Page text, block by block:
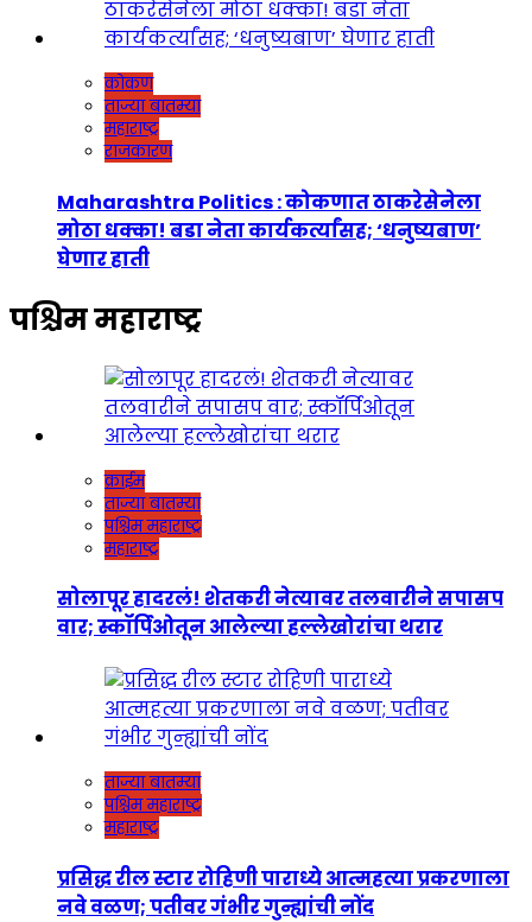
कोकण
ताज्या बातम्या
महाराष्ट्र
राजकारण
Maharashtra Politics : कोकणात ठाकरेसेनेला
मोठा धक्का! बडा नेता कार्यकर्त्यांसह; ‘धनुष्यबाण’
घेणार हाती
पश्चिम महाराष्ट्र
क्राईम
ताज्या बातम्या
पश्चिम महाराष्ट्र
महाराष्ट्र
सोलापूर हादरलं! शेतकरी नेत्यावर तलवारीने सपासप
वार; स्कॉर्पिओतून आलेल्या हल्लेखोरांचा थरार
ताज्या बातम्या
पश्चिम महाराष्ट्र
महाराष्ट्र
प्रसिद्ध रील स्टार रोहिणी पाराध्ये आत्महत्या प्रकरणाला
नवे वळण; पतीवर गंभीर गुन्ह्यांची नोंद